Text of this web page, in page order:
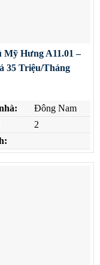
Hưng A11.01 –
35 Triệu/Tháng
Đông Nam
2